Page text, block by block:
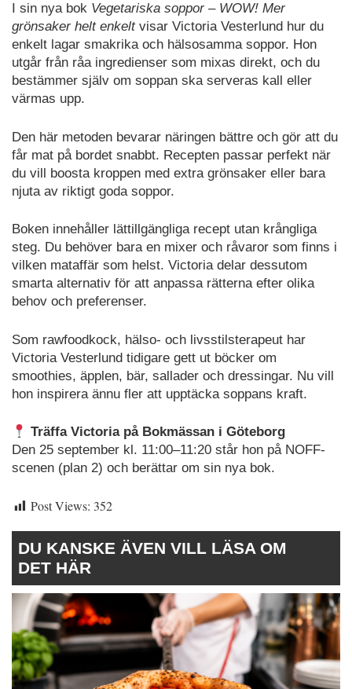
I sin nya bok Vegetariska soppor – WOW! Mer
grönsaker helt enkeltvisar Victoria Vesterlund hur du
enkelt lagar smakrika och hälsosamma soppor. Hon
utgår från råa ingredienser som mixas direkt, och du
bestämmer själv om soppan ska serveras kall eller
värmas upp.
Den här metoden bevarar näringen bättre och gör att du
får mat på bordet snabbt. Recepten passar perfekt när
du vill boosta kroppen med extra grönsaker eller bara
njuta av riktigt goda soppor.
Boken innehåller lättillgängliga recept utan krångliga
steg. Du behöver bara en mixer och råvaror som finns i
vilken mataffär som helst. Victoria delar dessutom
smarta alternativ för att anpassa rätterna efter olika
behov och preferenser.
Som rawfoodkock, hälso- och livsstilsterapeut har
Victoria Vesterlund tidigare gett ut böcker om
smoothies, äpplen, bär, sallader och dressingar. Nu vill
hon inspirera ännu fler att upptäcka soppans kraft.
Träffa Victoria på Bokmässan i Göteborg
Den 25 september kl. 11:00–11:20 står hon på NOFF-
scenen (plan 2) och berättar om sin nya bok.
Post Views: 352
DU KANSKE ÄVEN VILL LÄSA OM
DET HÄR